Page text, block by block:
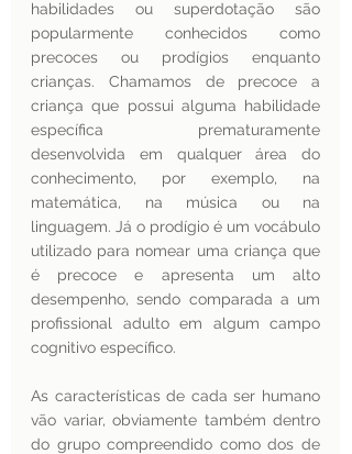
habilidades ou superdotação são
popularmente conhecidos como
precoces ou prodígios enquanto
crianças. Chamamos de precoce a
criança que possui alguma habilidade
específica prematuramente
desenvolvida em qualquer área do
conhecimento, por exemplo, na
matemática, na música ou na
linguagem. Já o prodígio é um vocábulo
utilizado para nomear uma criança que
é precoce e apresenta um alto
desempenho, sendo comparada a um
profissional adulto em algum campo
cognitivo específico.
As características de cada ser humano
vão variar, obviamente também dentro
do grupo compreendido como dos de